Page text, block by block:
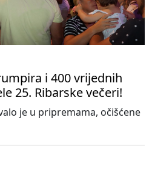
i 400 vrijednih
25. Ribarske večeri!
je u pripremama, očišćene